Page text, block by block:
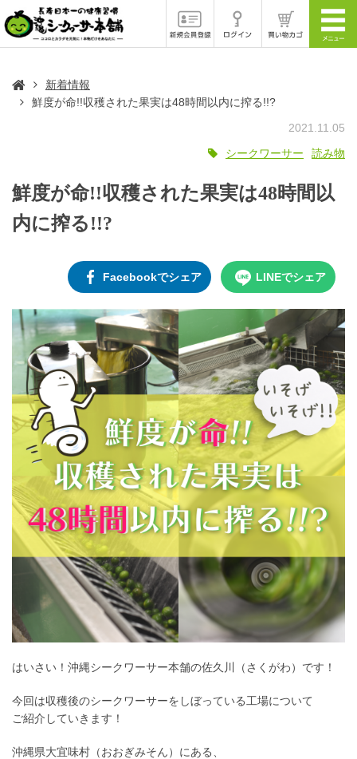
新着情報
鮮度が命!!収穫された果実は48時間以内に搾る!!?
2021.11.05
シークワーサー
読み物
鮮度が命!!収穫された果実は48時間以
内に搾る!!?
Facebookでシェア LINEでシェア
はいさい！沖縄シークワーサー本舗の佐久川（さくがわ）です！
今回は収穫後のシークワーサーをしぼっている工場について
ご紹介していきます！
沖縄県大宜味村（おおぎみそん）にある、